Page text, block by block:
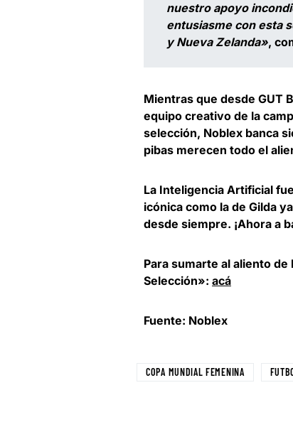
nuestro apoyo
entusiasme con esta
y Nueva Zelanda»,
Mientras que desde GUT
equipo creativo de la
selección, Noblex banca
pibas merecen todo el
La Inteligencia Artificial
icónica como la de Gilda
desde siempre. ¡Ahora a
Para sumarte al aliento
Selección»: acá
Fuente: Noblex
COPA MUNDIAL FEMENINA